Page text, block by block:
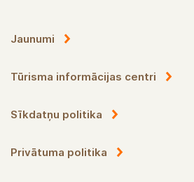
Jaunumi
Tūrisma informācijas centri
Sīkdatņu politika
Privātuma politika